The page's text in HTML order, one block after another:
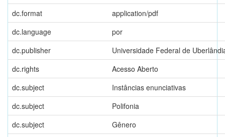
dc.format
application/pdf
dc.language
por
dc.publisher
Universidade Federal de
dc.rights
Acesso Aberto
dc.subject
Instâncias enunciativas
dc.subject
Polifonia
dc.subject
Gênero